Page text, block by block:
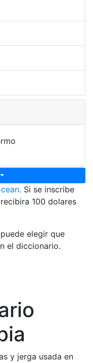
Si se inscribe
100 dolares
elegir que
el diccionario.
y jerga usada en